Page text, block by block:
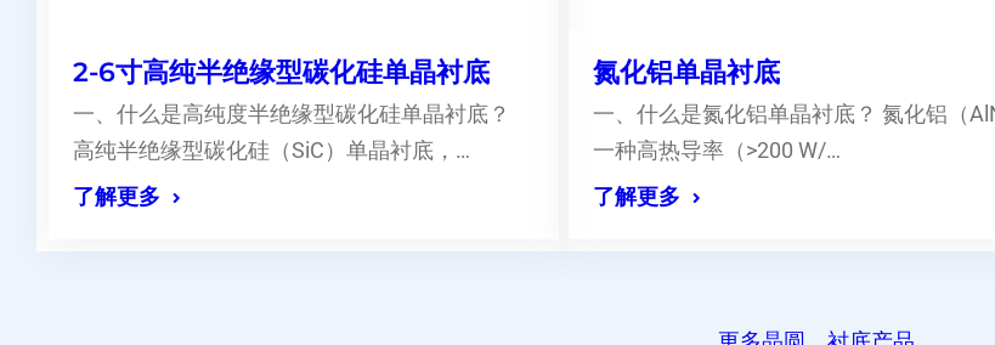
2-6寸高纯半绝缘型碳化硅单晶衬底
一、什么是高纯度半绝缘型碳化硅单晶衬底？
高纯半绝缘型碳化硅（SiC）单晶衬底，…
了解更多
氮化铝单晶衬底
一、什么是氮化铝单晶衬底？ 氮化铝（
一种高热导率（>200 W/…
了解更多